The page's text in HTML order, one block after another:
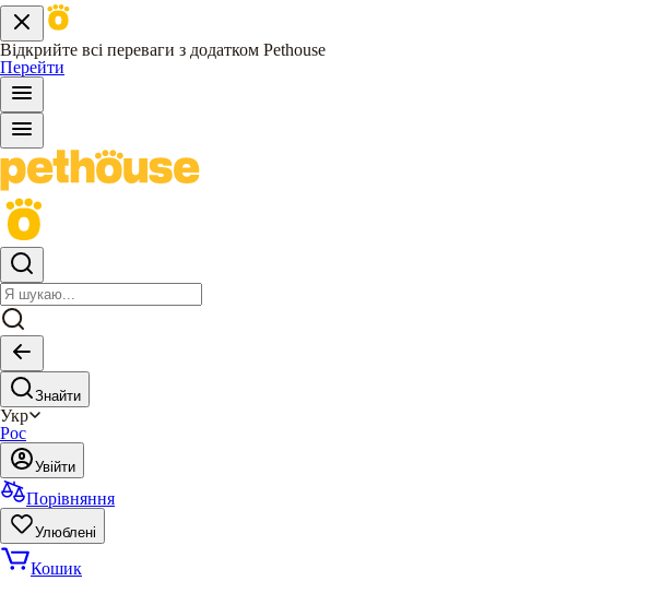
Відкрийте всі переваги з додатком Pethouse
Перейти
Знайти
Укр
Рос
Увійти
Порівняння
Улюблені
Кошик